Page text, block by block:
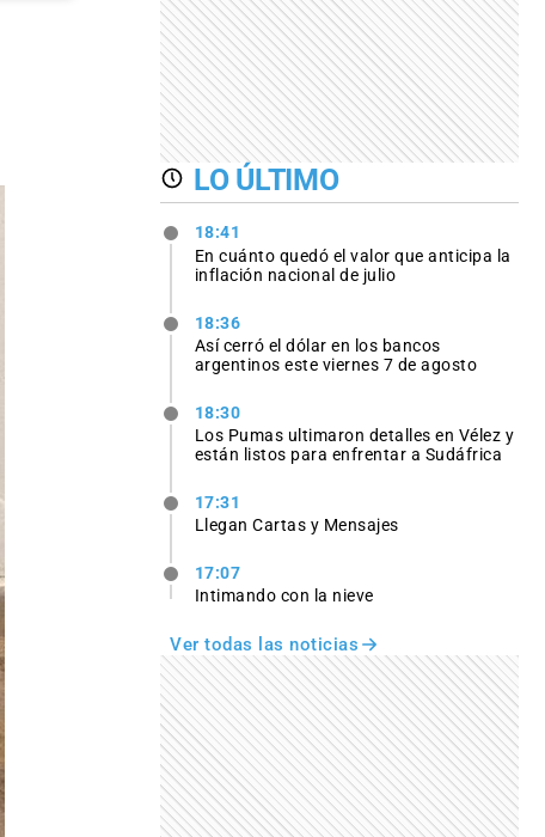
LO ÚLTIMO
18:41
En cuánto quedó el valor que anticipa la
inflación nacional de julio
18:36
Así cerró el dólar en los bancos
argentinos este viernes 7 de agosto
18:30
Los Pumas ultimaron detalles en Vélez y
están listos para enfrentar a Sudáfrica
17:31
Llegan Cartas y Mensajes
17:07
Intimando con la nieve
Ver todas las noticias